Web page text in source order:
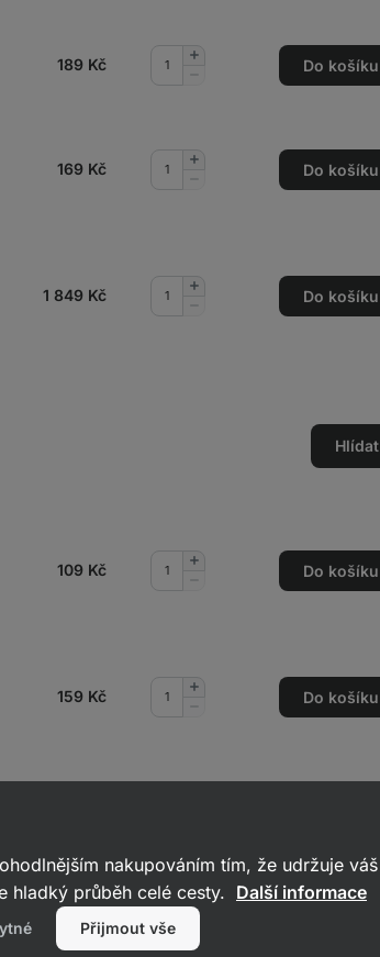
189 Kč
Přidat
Do košíku
169 Kč
Přidat
Do košíku
1 849 Kč
Přidat
Do košíku
Hlídat
109 Kč
Přidat
Do košíku
159 Kč
Přidat
Do košíku
nakupováním tím, že udržuje váš
hladký průběh celé cesty. Další informace
Přijmout vše